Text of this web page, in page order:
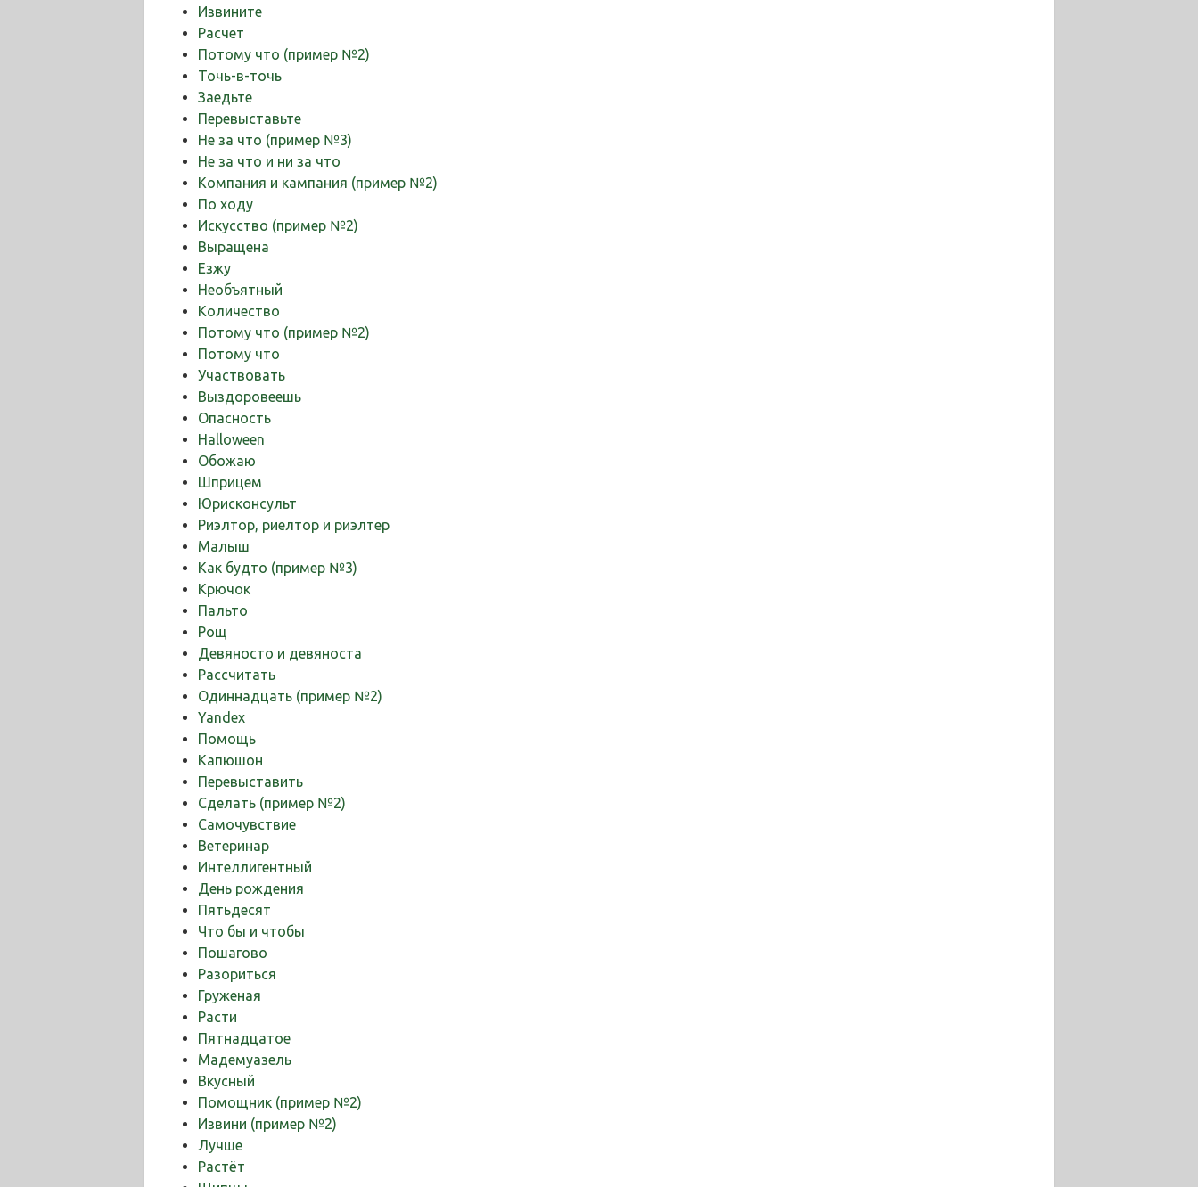
Извините
Расчет
Потому что (пример №2)
Точь-в-точь
Заедьте
Перевыставьте
Не за что (пример №3)
Не за что и ни за что
Компания и кампания (пример №2)
По ходу
Искусство (пример №2)
Выращена
Езжу
Необъятный
Количество
Потому что (пример №2)
Потому что
Участвовать
Выздоровеешь
Опасность
Halloween
Обожаю
Шприцем
Юрисконсульт
Риэлтор, риелтор и риэлтер
Малыш
Как будто (пример №3)
Крючок
Пальто
Рощ
Девяносто и девяноста
Рассчитать
Одиннадцать (пример №2)
Yandex
Помощь
Капюшон
Перевыставить
Сделать (пример №2)
Самочувствие
Ветеринар
Интеллигентный
День рождения
Пятьдесят
Что бы и чтобы
Пошагово
Разориться
Груженая
Расти
Пятнадцатое
Мадемуазель
Вкусный
Помощник (пример №2)
Извини (пример №2)
Лучше
Растёт